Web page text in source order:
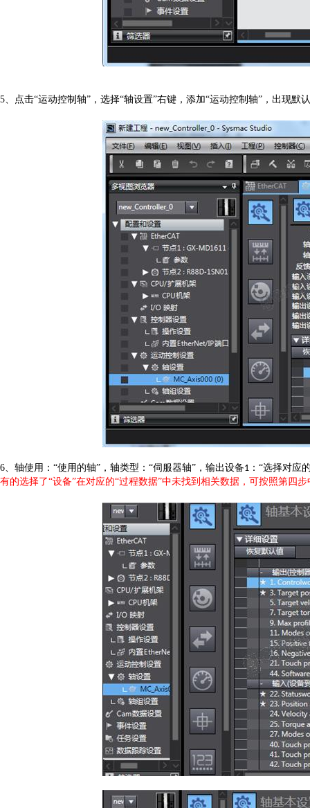
5、点击“运动控制轴”，选择“轴设置”右键，添加“运动控制轴”，出现默
6、轴使用：“使用的轴”，轴类型：“伺服器轴”，输出设备1 ：“选择对应
有的选择了“设备”在对应的“过程数据”中未找到相关数据，可按照第四步